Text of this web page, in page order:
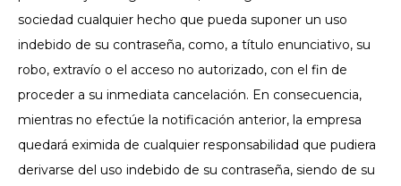
sociedad cualquier hecho que pueda suponer un uso
indebido de su contraseña, como, a título enunciativo, su
robo, extravío o el acceso no autorizado, con el fin de
proceder a su inmediata cancelación. En consecuencia,
mientras no efectúe la notificación anterior, la empresa
quedará eximida de cualquier responsabilidad que pudiera
derivarse del uso indebido de su contraseña, siendo de su